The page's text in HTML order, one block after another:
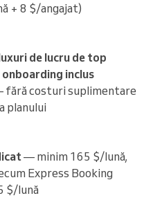
+ 8 $/angajat)
de lucru de top
onboarding inclus
fără costuri suplimentare
planului
— minim 165 $/lună,
Express Booking
$/lună